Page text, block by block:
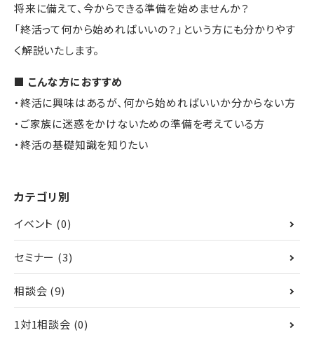
将来に備えて、今からできる準備を始めませんか？
「終活って何から始めればいいの？」という方にも分かりやす
く解説いたします。
■ こんな方におすすめ
・終活に興味はあるが、何から始めればいいか分からない方
・ご家族に迷惑をかけないための準備を考えている方
・終活の基礎知識を知りたい
カテゴリ別
イベント (0)
セミナー (3)
相談会 (9)
1対1相談会 (0)